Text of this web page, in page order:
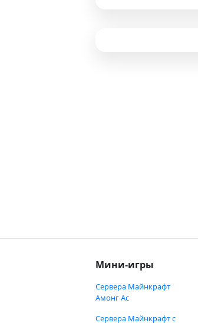
Мини-игры
Сервера Майнкрафт
Амонг Ас
Сервера Майнкрафт с